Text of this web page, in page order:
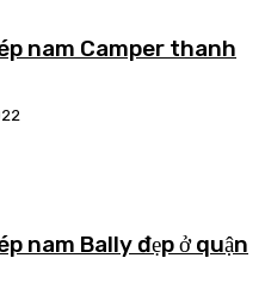
nam Camper thanh
nam Bally đẹp ở quận